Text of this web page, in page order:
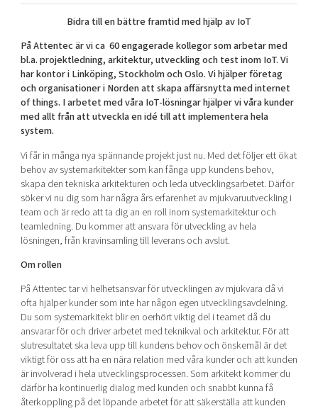
Bright East
East Sweden Tech Women
Reversed mentorship
Current offers and activities
Talent & skills
Startup & industry collaboration
Offers to boost your business
Funding opportunities
Project toolbox
Our clusters
Reach out to us
Locations
Bidra till en bättre framtid med hjälp av IoT
På Attentec är vi ca 60 engagerade kollegor som arbetar med
bl.a. projektledning, arkitektur, utveckling och test inom IoT. Vi
har kontor i Linköping, Stockholm och Oslo. Vi hjälper företag
och organisationer i Norden att skapa affärsnytta med internet
of things. I arbetet med våra IoT-lösningar hjälper vi våra kunder
med allt från att utveckla en idé till att implementera hela
system.
Vi får in många nya spännande projekt just nu. Med det följer ett ökat
behov av systemarkitekter som kan fånga upp kundens behov,
skapa den tekniska arkitekturen och leda utvecklingsarbetet. Därför
söker vi nu dig som har några års erfarenhet av mjukvaruutveckling i
team och är redo att ta dig an en roll inom systemarkitektur och
teamledning. Du kommer att ansvara för utveckling av hela
lösningen, från kravinsamling till leverans och avslut.
Om rollen
På Attentec tar vi helhetsansvar för utvecklingen av mjukvara då vi
ofta hjälper kunder som inte har någon egen utvecklingsavdelning.
Du som systemarkitekt blir en oerhört viktig del i teamet då du
ansvarar för och driver arbetet med teknikval och arkitektur. För att
slutresultatet ska leva upp till kundens behov och önskemål är det
viktigt för oss att ha en nära relation med våra kunder och att kunden
är involverad i hela utvecklingsprocessen. Som arkitekt kommer du
därför ha kontinuerlig dialog med kunden och snabbt kunna få
återkoppling på det löpande arbetet för att säkerställa att kunden